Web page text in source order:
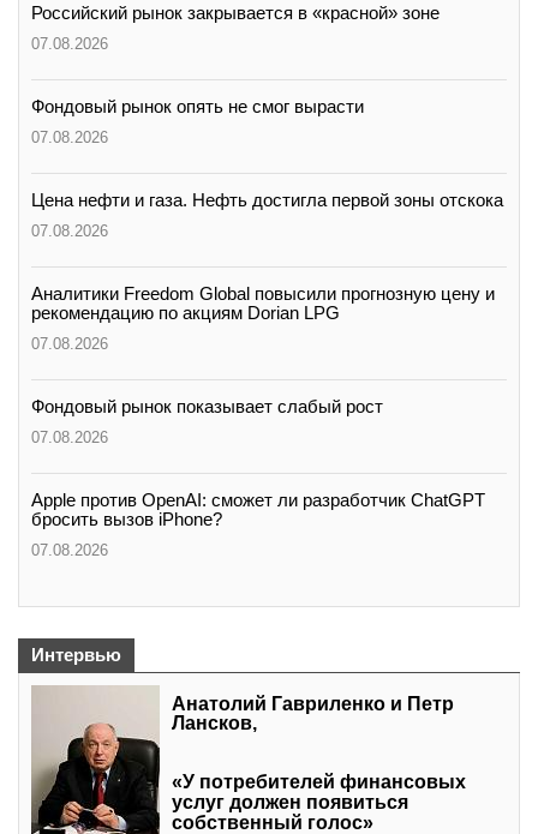
Российский рынок закрывается в «красной» зоне
07.08.2026
Фондовый рынок опять не смог вырасти
07.08.2026
Цена нефти и газа. Нефть достигла первой зоны отскока
07.08.2026
Аналитики Freedom Global повысили прогнозную цену и
рекомендацию по акциям Dorian LPG
07.08.2026
Фондовый рынок показывает слабый рост
07.08.2026
Apple против OpenAI: сможет ли разработчик ChatGPT
бросить вызов iPhone?
07.08.2026
Интервью
Анатолий Гавриленко и Петр
Лансков,
«У потребителей финансовых
услуг должен появиться
собственный голос»